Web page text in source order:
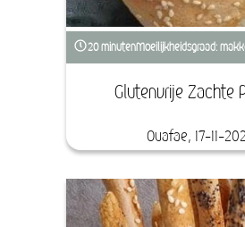
20 minutenMoeilijkheidsgraad:
Glutenvrije Zachte
Ouafae, 17-11-